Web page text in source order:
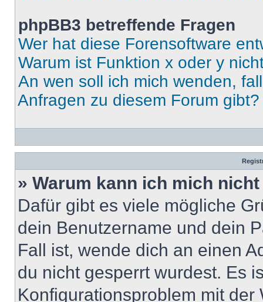
phpBB3 betreffende Fragen
Wer hat diese Forensoftware
Warum ist Funktion x oder y
An wen soll ich mich wenden,
Anfragen zu diesem Forum gibt?
» Warum kann ich mich
Dafür gibt es viele mögliche
dein Benutzername und dein
Fall ist, wende dich an einen
du nicht gesperrt wurdest. Es
Konfigurationsproblem mit